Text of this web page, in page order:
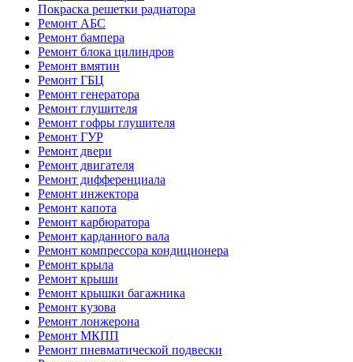
Покраска решетки радиатора
Ремонт АБС
Ремонт бампера
Ремонт блока цилиндров
Ремонт вмятин
Ремонт ГБЦ
Ремонт генератора
Ремонт глушителя
Ремонт гофры глушителя
Ремонт ГУР
Ремонт двери
Ремонт двигателя
Ремонт дифференциала
Ремонт инжектора
Ремонт капота
Ремонт карбюратора
Ремонт карданного вала
Ремонт компрессора кондиционера
Ремонт крыла
Ремонт крыши
Ремонт крышки багажника
Ремонт кузова
Ремонт лонжерона
Ремонт МКПП
Ремонт пневматической подвески